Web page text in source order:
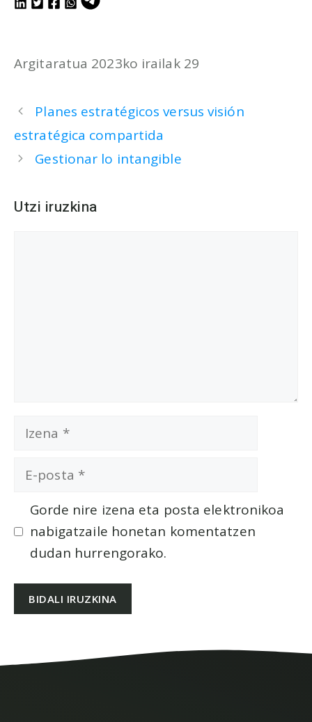
Argitaratua 2023ko irailak 29
Planes estratégicos versus visión
estratégica compartida
Gestionar lo intangible
Utzi iruzkina
Izena
posta
Gorde nire izena eta posta elektronikoa
nabigatzaile honetan komentatzen
dudan hurrengorako.